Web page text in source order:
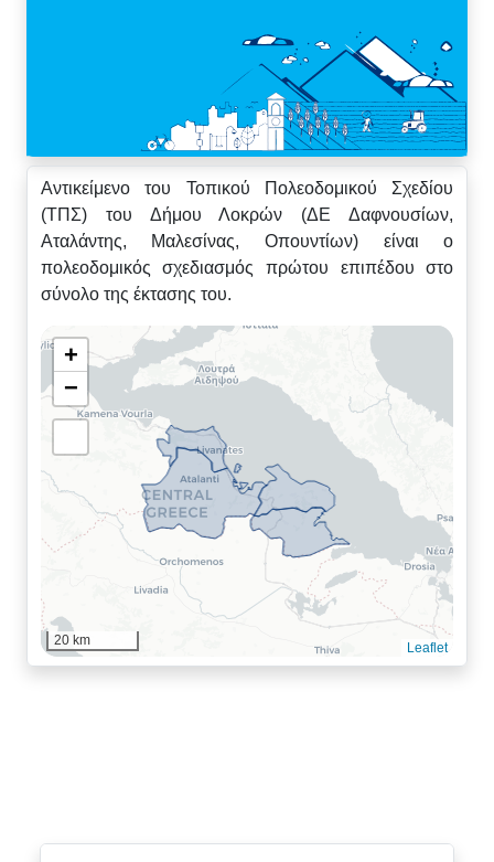
Αντικείμενο του Τοπικού Πολεοδομικού Σχεδίου
(ΤΠΣ) του ΔήμουΛοκρών (ΔΕΔαφνουσίων,
Αταλάντης, Μαλεσίνας,Οπουντίων) είναι ο
πολεοδομικός σχεδιασμός πρώτου επιπέδου στο
σύνολο της έκτασης του.
+
−
20 km Leaflet